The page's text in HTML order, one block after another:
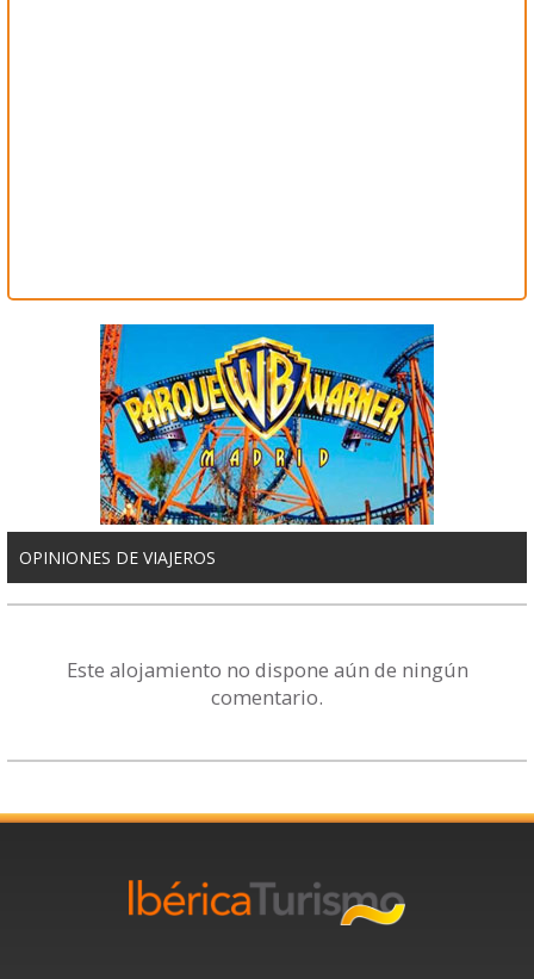
OPINIONES DE VIAJEROS
Este alojamiento no dispone aún de ningún
comentario.